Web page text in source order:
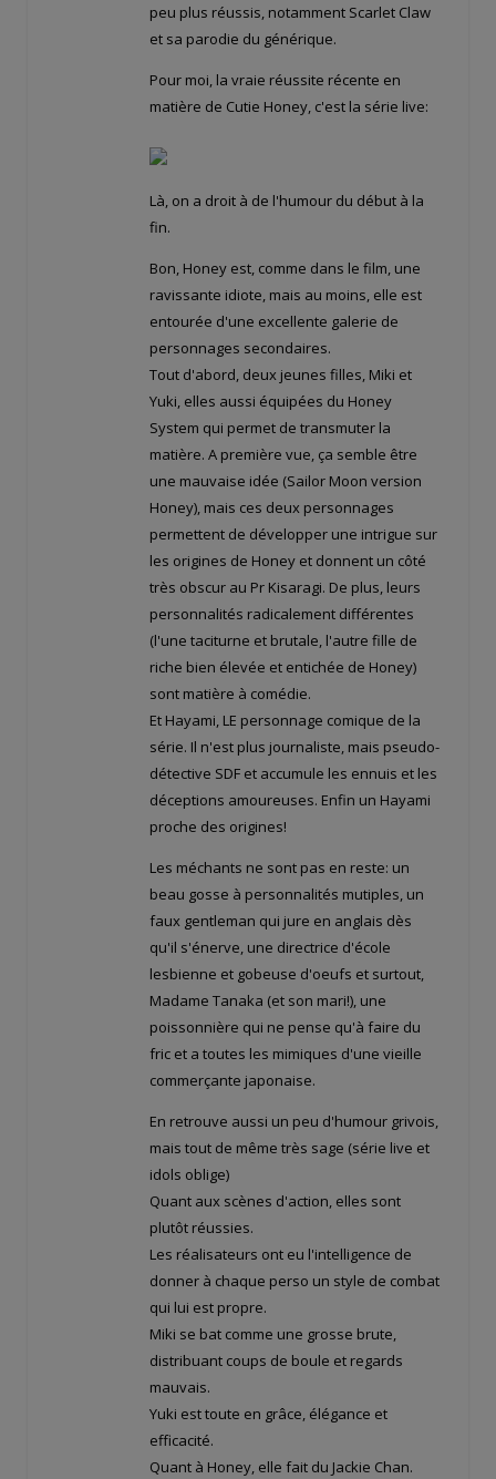
peu plus réussis, notamment Scarlet Claw
et sa parodie du générique.
Pour moi, la vraie réussite récente en
matière de Cutie Honey, c'est la série live:
Là, on a droit à de l'humour du début à la
fin.
Bon, Honey est, comme dans le film, une
ravissante idiote, mais au moins, elle est
entourée d'une excellente galerie de
personnages secondaires.
Tout d'abord, deux jeunes filles, Miki et
Yuki, elles aussi équipées du Honey
System qui permet de transmuter la
matière. A première vue, ça semble être
une mauvaise idée (Sailor Moon version
Honey), mais ces deux personnages
permettent de développer une intrigue sur
les origines de Honey et donnent un côté
très obscur au Pr Kisaragi. De plus, leurs
personnalités radicalement différentes
(l'une taciturne et brutale, l'autre fille de
riche bien élevée et entichée de Honey)
sont matière à comédie.
Et Hayami, LE personnage comique de la
série. Il n'est plus journaliste, mais pseudo-
détective SDF et accumule les ennuis et les
déceptions amoureuses. Enfin un Hayami
proche des origines!
Les méchants ne sont pas en reste: un
beau gosse à personnalités mutiples, un
faux gentleman qui jure en anglais dès
qu'il s'énerve, une directrice d'école
lesbienne et gobeuse d'oeufs et surtout,
Madame Tanaka (et son mari!), une
poissonnière qui ne pense qu'à faire du
fric et a toutes les mimiques d'une vieille
commerçante japonaise.
En retrouve aussi un peu d'humour grivois,
mais tout de même très sage (série live et
idols oblige)
Quant aux scènes d'action, elles sont
plutôt réussies.
Les réalisateurs ont eu l'intelligence de
donner à chaque perso un style de combat
qui lui est propre.
Miki se bat comme une grosse brute,
distribuant coups de boule et regards
mauvais.
Yuki est toute en grâce, élégance et
efficacité.
Quant à Honey, elle fait du Jackie Chan.